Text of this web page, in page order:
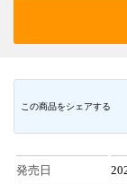
この商品をシェアする
発売日